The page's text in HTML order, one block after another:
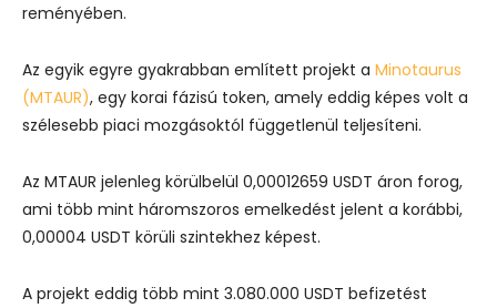
reményében.
Az egyik egyre gyakrabban említett projekt a Minotaurus
(MTAUR), egy korai fázisú token, amely eddig képes volt a
szélesebb piaci mozgásoktól függetlenül teljesíteni.
Az MTAUR jelenleg körülbelül 0,00012659 USDT áron forog,
ami több mint háromszoros emelkedést jelent a korábbi,
0,00004 USDT körüli szintekhez képest.
A projekt eddig több mint 3.080.000 USDT befizetést